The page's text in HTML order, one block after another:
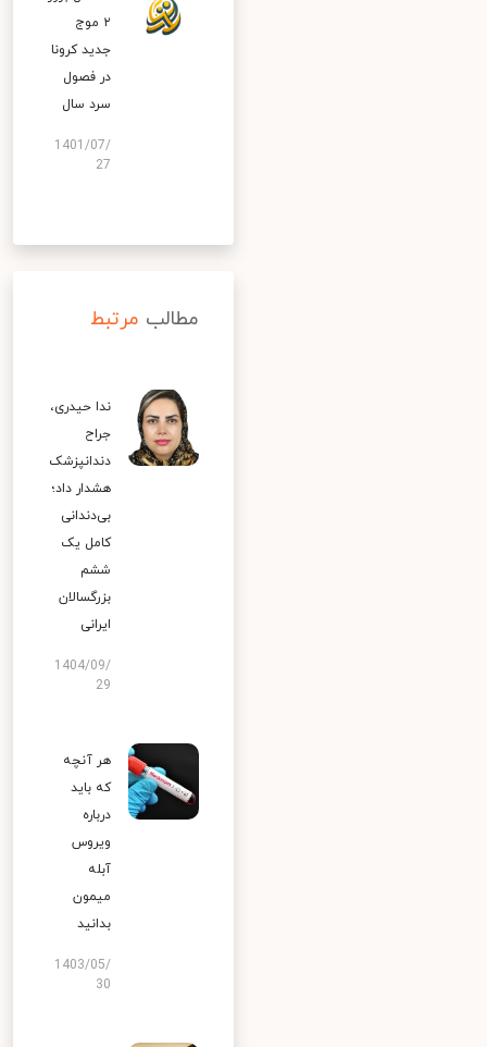
۲ موج
جدید کرونا
در فصول
سرد سال
1401/07/
27
مطالب مرتبط
ندا حیدری،
جراح
دندانپزشک
هشدار داد؛
بی‌دندانی
کامل یک
ششم
بزرگسالان
ایرانی
1404/09/
29
هر آنچه
که باید
درباره
ویروس
آبله
میمون
بدانید
1403/05/
30